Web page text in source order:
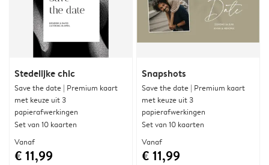
Stedelijke chic
Save the date | Premium kaart
met keuze uit 3
papierafwerkingen
Set van 10 kaarten
Vanaf
€ 11,99
Snapshots
Save the date | Premium kaart
met keuze uit 3
papierafwerkingen
Set van 10 kaarten
Vanaf
€ 11,99